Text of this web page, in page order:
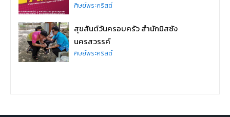
ศิษย์พระคริสต์
สุขสันต์วันครอบครัว สำนักมิสซัง
นครสวรรค์
ศิษย์พระคริสต์